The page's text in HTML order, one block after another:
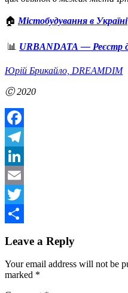
🏠 Містобудування в Україні
📊 URBANDATA — Реєстр
Юрій Брикайло, DREAMDIM
Ⓒ 2020
Facebook
Telegram
LinkedIn
Email
Twitter
Leave a Reply
Your email address will not be
marked *